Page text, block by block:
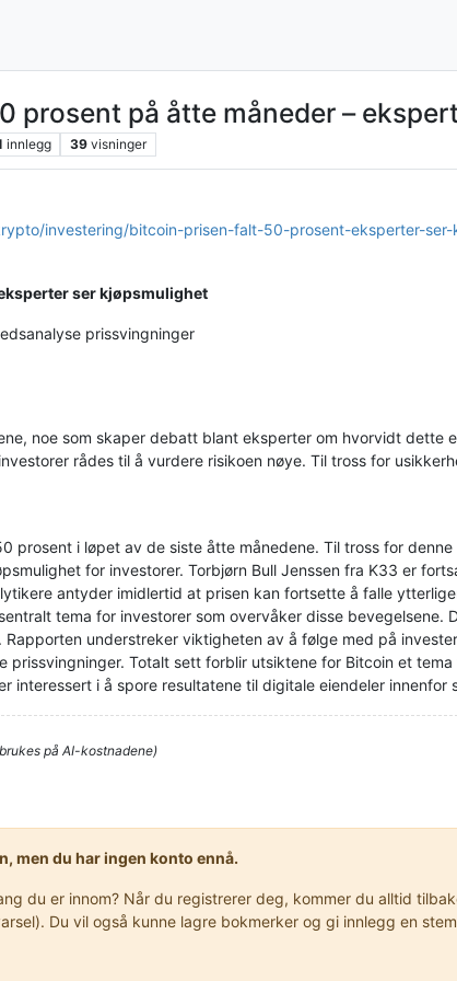
prosent på åtte måneder –
innlegg 39 visninger
investering/bitcoin-prisen-falt-50-prosent-eksperter-
ser kjøpsmulighet
prissvingninger
noe som skaper debatt blant eksperter om hvorvidt dette
rådes til å vurdere risikoen nøye. Til tross for
prosent i løpet av de siste åtte månedene. Til tross for
for investorer. Torbjørn Bull Jenssen fra K33 er
antyder imidlertid at prisen kan fortsette å falle
tema for investorer som overvåker disse bevegelsene.
understreker viktigheten av å følge med på
Totalt sett forblir utsiktene for Bitcoin et
interessert i å spore resultatene til digitale eiendeler innenfor
på AI-kostnadene)
men du har ingen konto ennå.
du er innom? Når du registrerer deg, kommer du alltid
Du vil også kunne lagre bokmerker og gi innlegg en